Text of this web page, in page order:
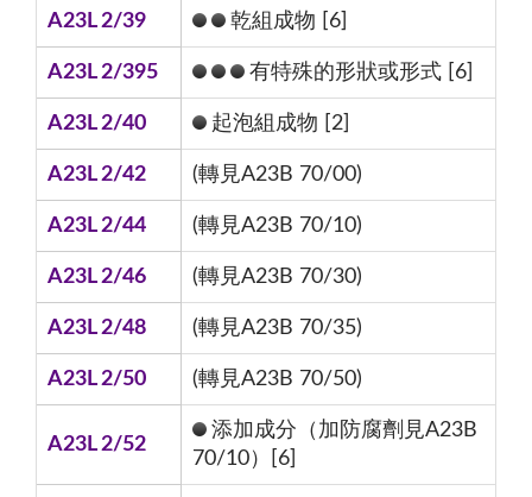
A23L 2/39 乾組成物 [6]
A23L 2/395 有特殊的形狀或形式 [6]
A23L 2/40 起泡組成物 [2]
A23L 2/42 (轉見A23B 70/00)
A23L 2/44 (轉見A23B 70/10)
A23L 2/46 (轉見A23B 70/30)
A23L 2/48 (轉見A23B 70/35)
A23L 2/50 (轉見A23B 70/50)
A23L 2/52
添加成分（加防腐劑見A23B
70/10）[6]